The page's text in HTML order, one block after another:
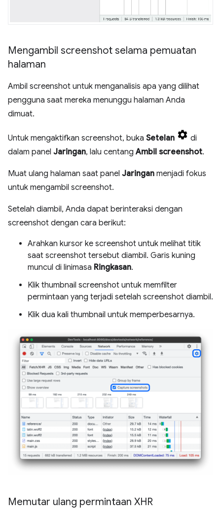
Mengambil screenshot selama pemuatan
halaman
Ambil screenshot untuk menganalisis apa yang dilihat
pengguna saat mereka menunggu halaman Anda
dimuat.
Untuk mengaktifkan screenshot, buka Setelan
di
dalam panel Jaringan, lalu centangAmbil screenshot.
Muat ulang halaman saat panel Jaringan menjadi fokus
untuk mengambil screenshot.
Setelah diambil, Anda dapat berinteraksi dengan
screenshot dengan cara berikut:
Arahkan kursor ke screenshot untuk melihat titik
saat screenshot tersebut diambil. Garis kuning
muncul di linimasa Ringkasan.
Klik thumbnail screenshot untuk memfilter
permintaan yang terjadi setelah screenshot diambil.
Klik dua kali thumbnail untuk memperbesarnya.
Memutar ulang permintaan XHR